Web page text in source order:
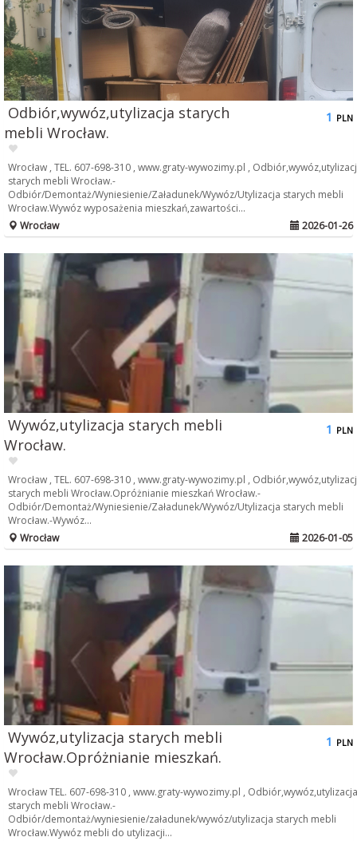
Odbiór,wywóz,utylizacja starych
mebli Wrocław.
1 PLN
Wrocław , TEL. 607-698-310 , www.graty-wywozimy.pl ,
starych mebli Wrocław.-
Odbiór/Demontaż/Wyniesienie/Załadunek/Wywóz/Utylizacja starych mebli
Wrocław.Wywóz wyposażenia mieszkań,zawartości...
Wrocław
2026-01-26
Wywóz,utylizacja starych mebli
Wrocław.
1 PLN
Wrocław , TEL. 607-698-310 , www.graty-wywozimy.pl ,
starych mebli Wrocław.Opróżnianie mieszkań Wrocław.-
Odbiór/Demontaż/Wyniesienie/Załadunek/Wywóz/Utylizacja starych mebli
Wrocław.-Wywóz...
Wrocław
2026-01-05
Wywóz,utylizacja starych mebli
Wrocław.Opróżnianie mieszkań.
1 PLN
Wrocław TEL. 607-698-310 , www.graty-wywozimy.pl , Odbiór,wywóz,utylizacja
starych mebli Wrocław.-
Odbiór/demontaż/wyniesienie/załadunek/wywóz/utylizacja starych mebli
Wrocław.Wywóz mebli do utylizacji...